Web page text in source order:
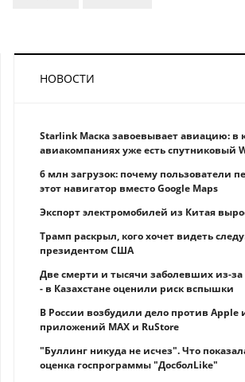
НОВОСТИ
Starlink Маска завоевывает авиацию: в
авиакомпаниях уже есть спутниковый
6 млн загрузок: почему пользователи
этот навигатор вместо Google Maps
Экспорт электромобилей из Китая
Трамп раскрыл, кого хочет видеть
президентом США
Две смерти и тысячи заболевших из-
- в Казахстане оценили риск вспышки
В России возбудили дело против Apple
приложений MAX и RuStore
"Буллинг никуда не исчез". Что
оценка госпрограммы "ДосболLike"